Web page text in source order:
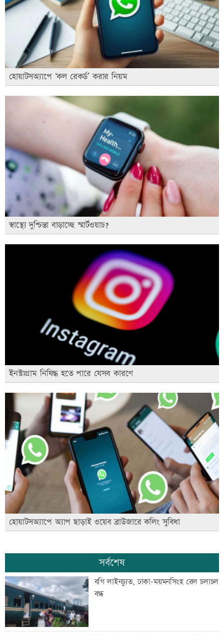
হোয়াটসঅ্যাপে ‘কল রেকর্ড’ করার নিয়ম
স্বাস্থ্যে দুশ্চিন্তা বাড়াচ্ছে স্মার্টওয়াচ?
ইনস্টাগ্রাম নিষিদ্ধ হতে পারে যেসব কারণে
হোয়াটসঅ্যাপে অ্যাপ ছাড়াই ওয়েব ব্রাউজারে কলিং সুবিধা
সর্বশেষ
বগি লাইনচ্যুত, ঢাকা-ময়মনসিংহ রেল চলাচল
বন্ধ